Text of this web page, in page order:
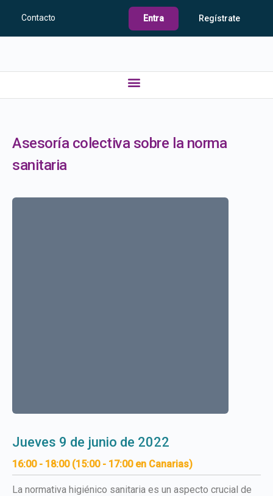
Contacto Entra Regístrate
Asesoría colectiva sobre la norma
sanitaria
jueves 9 de junio de 2022
16:00 - 18:00 (15:00 - 17:00 en Canarias)
La normativa higiénico sanitaria es un aspecto crucial de